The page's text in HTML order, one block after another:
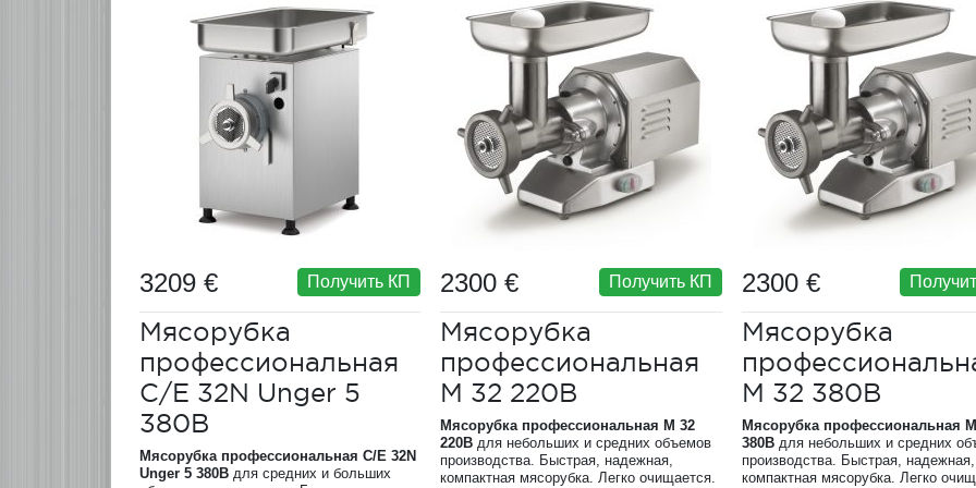
3209 € Получить КП
Мясорубка
профессиональная
C/E 32N Unger 5
380В
Мясорубка профессиональная C/E 32N
Unger 5 380В для средних и больших
2300 € Получить КП
Мясорубка
профессиональная
М 32 220В
Мясорубка профессиональная М 32
220В для небольших и средних объемов
производства. Быстрая, надежная,
компактная мясорубка. Легко очищается.
2300 €
Мясорубка
М 32 380В
Мясорубка профессиональная
380Вдля небольших и средних
производства. Быстрая, надежная,
компактная мясорубка. Легко